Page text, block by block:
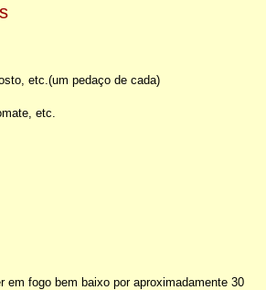
etc.(um pedaço de cada)
etc.
em fogo bem baixo por aproximadamente 30